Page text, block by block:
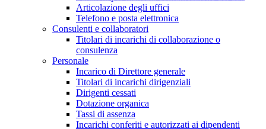
Articolazione degli uffici
Telefono e posta elettronica
Consulenti e collaboratori
Titolari di incarichi di collaborazione o
consulenza
Personale
Incarico di Direttore generale
Titolari di incarichi dirigenziali
Dirigenti cessati
Dotazione organica
Tassi di assenza
Incarichi conferiti e autorizzati ai dipendenti